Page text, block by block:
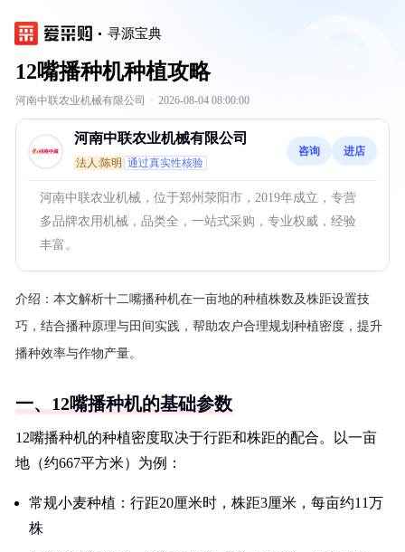
寻源宝典
12嘴播种机种植攻略
河南中联农业机械有限公司 · 2026-08-04 08:00:00
河南中联农业机械有限公司
法人:陈明 通过真实性核验
咨询 进店
河南中联农业机械，位于郑州荥阳市，2019年成立，专营
多品牌农用机械，品类全，一站式采购，专业权威，经验
丰富。
介绍： 本文解析十二嘴播种机在一亩地的种植株数及株距设置技
巧，结合播种原理与田间实践，帮助农户合理规划种植密度，提升
播种效率与作物产量。
一、12嘴播种机的基础参数
12嘴播种机的种植密度取决于行距和株距的配合。以一亩
地（约667平方米）为例：
常规小麦种植：行距20厘米时，株距3厘米，每亩约11万
株